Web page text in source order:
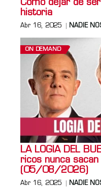
Cómo dejar de
historia
Abr 16, 2025 NADIE
ON DEMAND
LA LOGIA DEL
ricos nunca
(05/08/2026)
Abr 16, 2025 NADIE